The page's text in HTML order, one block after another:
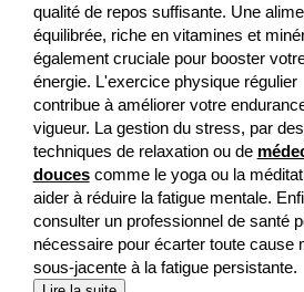
qualité de repos suffisante. Une
équilibrée, riche en vitamines et
également cruciale pour booster
énergie. L'exercice physique régulier
contribue à améliorer votre
vigueur. La gestion du stress, par des
techniques de relaxation ou de
doucescomme le yoga ou la
aider à réduire la fatigue mentale.
consulter un professionnel de santé
nécessaire pour écarter toute cause
sous-jacente à la fatigue persistante.